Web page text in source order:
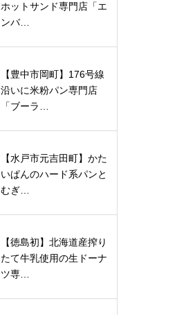
ホットサンド専門店「エ
ンバ…
【豊中市岡町】176号線
沿いに米粉パン専門店
「ブーラ…
【水戸市元吉田町】かた
いぱんのハード系パンと
むぎ…
【徳島初】北海道産搾り
たて牛乳使用の生ドーナ
ツ専…